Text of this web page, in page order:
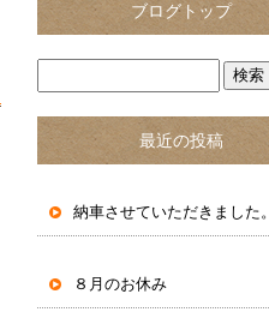
ブログトップ
最近の投稿
納車させていただきました。
８月のお休み